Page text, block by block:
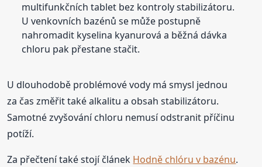
multifunkčních tablet bez kontroly stabilizátoru.
U venkovních bazénů se může postupně
nahromadit kyselina kyanurová a běžná dávka
chloru pak přestane stačit.
U dlouhodobě problémové vody má smysl jednou
za čas změřit také alkalitu a obsah stabilizátoru.
Samotné zvyšování chloru nemusí odstranit příčinu
potíží.
Za přečtení také stojí článek Hodně chlóru v bazénu.